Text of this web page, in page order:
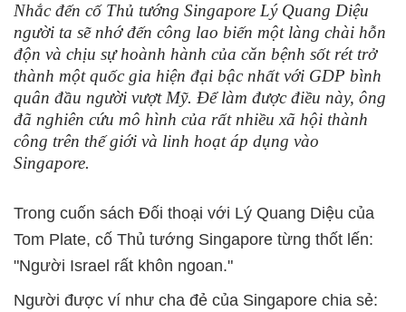
Nhắc đến cố Thủ tướng Singapore Lý Quang Diệu
người ta sẽ nhớ đến công lao biến một làng chài hỗn
độn và chịu sự hoành hành của căn bệnh sốt rét trở
thành một quốc gia hiện đại bậc nhất với GDP bình
quân đầu người vượt Mỹ. Để làm được điều này, ông
đã nghiên cứu mô hình của rất nhiều xã hội thành
công trên thế giới và linh hoạt áp dụng vào
Singapore.
Trong cuốn sách Đối thoại với Lý Quang Diệu của
Tom Plate, cố Thủ tướng Singapore từng thốt lến:
"Người Israel rất khôn ngoan."
Người được ví như cha đẻ của Singapore chia sẻ: